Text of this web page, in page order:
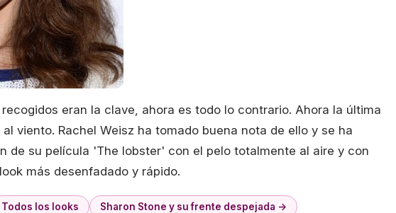
eran la clave, ahora es todo lo contrario. Ahora la última
viento. Rachel Weisz ha tomado buena nota de ello y se ha
de su película 'The lobster' con el pelo totalmente al aire y con
más desenfadado y rápido.
Todos los looks Sharon Stone y su frente despejada →